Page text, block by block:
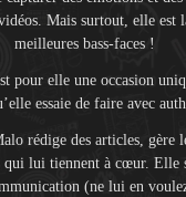
Mais surtout, elle est
meilleures bass-faces !
pour elle une occasion
essaie de faire avec
rédige des articles, gère
qui lui tiennent à cœur. Elle
(ne lui en